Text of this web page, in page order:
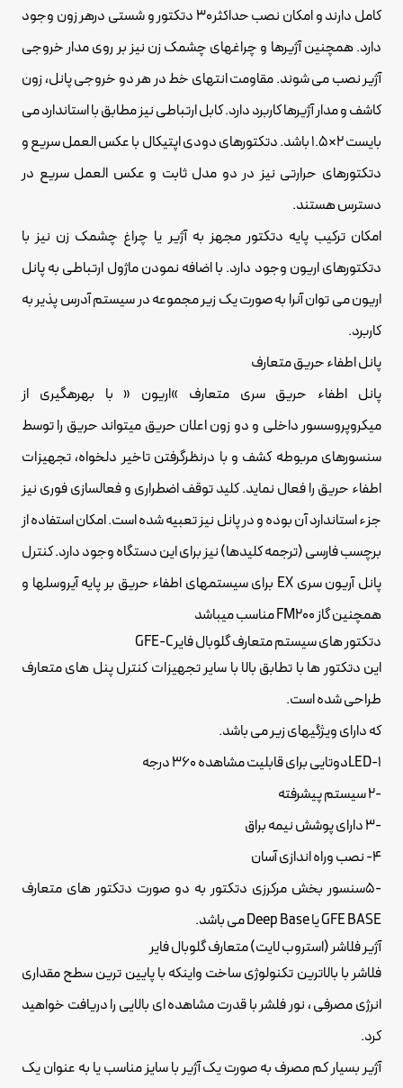
کامل دارند و امکان نصب حداکثر30 دتکتور و شستی درهر زون وجود
دارد. همچنین آژیرها و چراغهای چشمک زن نیز بر روی مدار خروجی
آژیر نصب می شوند. مقاومت انتهای خط در هر دو خروجی پانل، زون
کاشف و مدار آژیرها کاربرد دارد. کابل ارتباطی نیز مطابق با استاندارد می
بایست 2×1.5 باشد. دتکتورهای دودی اپتیکال با عکس العمل سریع و
دتکتورهای حرارتی نیز در دو مدل ثابت و عکس العمل سریع در
دسترس هستند.
امکان ترکیب پایه دتکتور مجهز به آژیر یا چراغ چشمک زن نیز با
دتکتورهای اریون وجود دارد. با اضافه نمودن ماژول ارتباطی به پانل
اریون می توان آنرا به صورت یک زیر مجموعه در سیستم آدرس پذیر به
کاربرد.
پانل اطفاء حریق متعارف
پانل اطفاء حریق سری متعارف »اریون « با بهرهگیری از
میکروپروسسور داخلی و دو زوناعلان حریق میتواند حریق را توسط
سنسورهای مربوطه کشف و با درنظرگرفتن تاخیر دلخواه، تجهیزات
اطفاء حریق را فعال نماید. کلید توقف اضطراری و فعالسازی فوری نیز
جزء استاندارد آن بوده و در پانل نیز تعبیه شده است. امکان استفاده از
برچسب فارسی (ترجمه کلیدها) نیز برای این دستگاه وجود دارد. کنترل
پانل آریون سری EX برای سیستمهای اطفاء حریق بر پایه آیروسلها و
همچنین گاز FM200 مناسب میباشد
دتکتور های سیستم متعارف گلوبال فایرGFE-C
این دتکتور ها با تطابق بالا با سایر تجهیزات کنترل پنل های متعارف
طراحی شده است.
که دارای ویژگیهای زیر می باشد.
LED-1دوتایی برای قابلیت مشاهده 360 درجه
-2 سیستم پیشرفته
-3 دارای پوشش نیمه براق
4- نصب وراه اندازی آسان
-5سنسور بخش مرکرزی دتکتور به دو صورت دتکتور های متعارف
GFE BASE یا Deep Base می باشد.
آژیر فلاشر (استروب لایت) متعارف گلوبال فایر
فلاشر با بالاترین تکنولوژی ساخت واینکه با پایین ترین سطح مقداری
انرژی مصرفی ، نور فلشر با قدرت مشاهده ای بالایی را دریافت خواهید
کرد.
آژیر بسیار کم مصرف به صورت یک آژیر با سایز مناسب یا به عنوان یک